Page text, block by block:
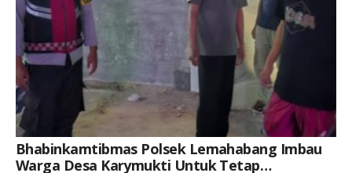
Bhabinkamtibmas Polsek Lemahabang Imbau
Warga Desa Karymukti Untuk Tetap